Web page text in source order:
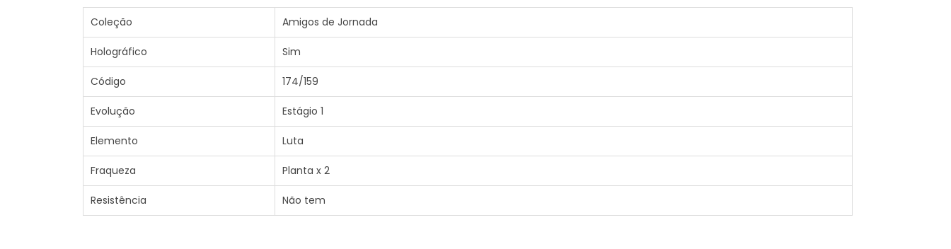
Coleção Amigos de Jornada
Holográfico Sim
Código 174/159
Evolução Estágio 1
Elemento Luta
Fraqueza Planta x 2
Resistência Não tem